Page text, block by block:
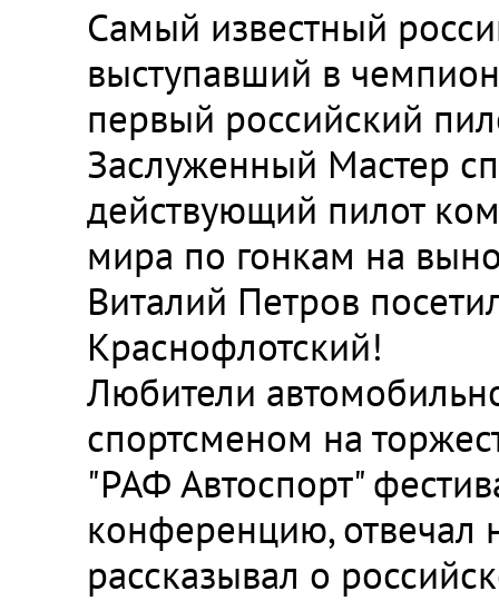
Самый известный
выступавший в
первый российский
Заслуженный Мастер
действующий пилот
мира по гонкам на
Виталий Петров
Краснофлотский!
Любители
спортсменом на
"РАФ Автоспорт"
конференцию, отвечал
рассказывал о